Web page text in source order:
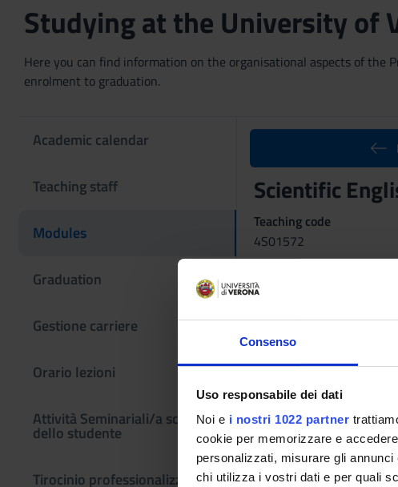
Consenso
Uso responsabile dei dati
Noi e i nostri 1022 partner
cookie per memorizzare e
personalizzati, misurare gli
chi utilizza i vostri dati e per quali
Studying at the University of
Here you can find information on the organisational aspects of
enrolment to graduation.
Academic calendar
Teaching staff
Modules
Graduation
Gestione carriere
Orario lezioni
Attività Seminariali/a scelta
dello studente
Tirocinio professionalizzante
Scientific
Teaching code
4S01572
Elisabetta Adami
Language
Italian
L-LIN/12 - LANGUAGE
Period
LEZIONI 1^ ANNO 1^
Location